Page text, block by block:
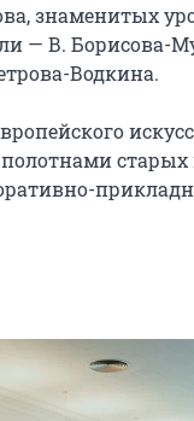
знаменитых
— В. Борисова-
Водкина.
старых